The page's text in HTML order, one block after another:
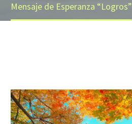
Mensaje de Esperanza “Logros”